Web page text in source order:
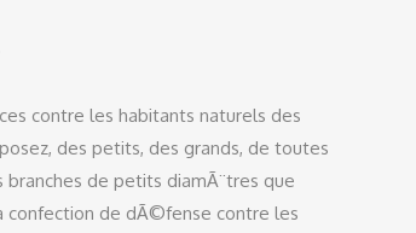
contre les habitants naturels des
des petits, des grands, de toutes
de petits diamÃ¨tres que
de dÃ©fense contre les